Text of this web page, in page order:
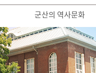
군산의 역사문화